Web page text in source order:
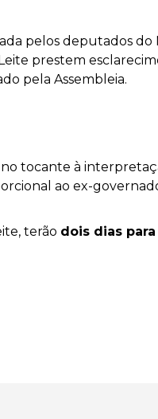
pelos deputados do
prestem
pela Assembleia.
tocante à
ao ex-
terão dois dias para